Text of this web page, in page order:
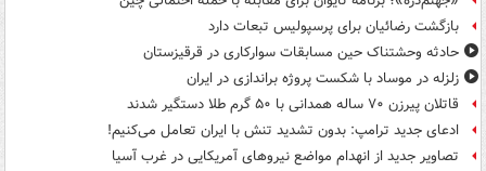
بازگشت رضائیان برای پرسپولیس تبعات دارد
حادثه وحشتناک حین مسابقات سوارکاری در قرقیزستان
زلزله در موساد با شکست پروژه براندازی در ایران
قاتلان پیرزن ۷۰ ساله همدانی با ۵۰ گرم طلا دستگیر شدند
ادعای جدید ترامپ: بدون تشدید تنش با ایران تعامل می‌کنیم!
تصاویر جدید از انهدام مواضع نیروهای آمریکایی در غرب آسیا